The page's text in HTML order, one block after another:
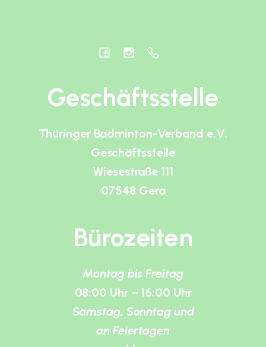
Geschäftsstelle
Thüringer Badminton-Verband e.V.
Geschäftsstelle
Wiesestraße 111
07548 Gera
Bürozeiten
Montag bis Freitag
08:00 Uhr – 16:00 Uhr
Samstag, Sonntag und
an Feiertagen